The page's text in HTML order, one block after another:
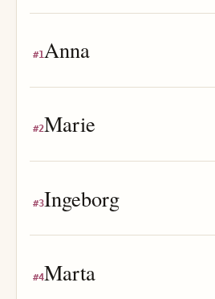
#1Anna
#2Marie
#3Ingeborg
#4Marta